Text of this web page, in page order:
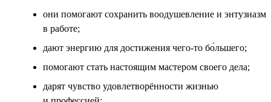
они помогают сохранить воодушевление и энтузиазм
в работе;
дают энергию для достижения чего-то бо́льшего;
помогают стать настоящим мастером своего дела;
дарят чувство удовлетворённости жизнью